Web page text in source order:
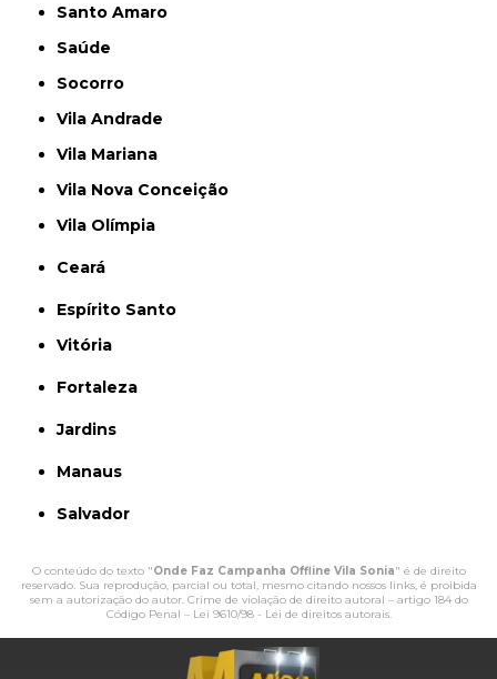
Santo Amaro
Saúde
Socorro
Vila Andrade
Vila Mariana
Vila Nova Conceição
Vila Olímpia
Ceará
Espírito Santo
Vitória
Fortaleza
Jardins
Manaus
Salvador
O conteúdo do texto "Onde Faz Campanha Offline Vila Sonia" é de direito
reservado. Sua reprodução, parcial ou total, mesmo citando nossos links, é proibida
sem a autorização do autor. Crime de violação de direito autoral – artigo 184 do
Código Penal – Lei 9610/98 - Lei de direitos autorais.